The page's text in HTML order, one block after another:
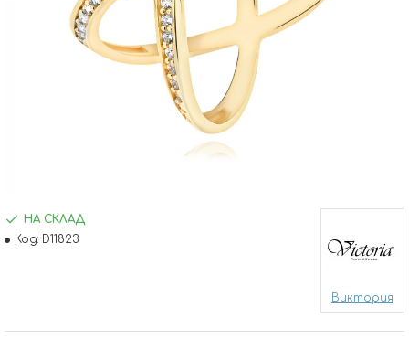
НА СКЛАД
Код: D11823
Виктория